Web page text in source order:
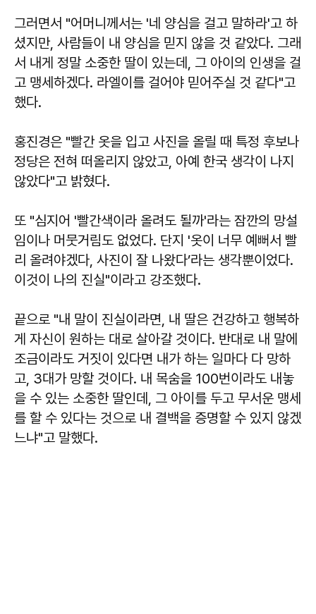
그러면서 "어머니께서는 '네 양심을 걸고 말하라'고 하
셨지만, 사람들이 내 양심을 믿지 않을 것 같았다. 그래
서 내게 정말 소중한 딸이 있는데, 그 아이의 인생을 걸
고 맹세하겠다. 라엘이를 걸어야 믿어주실 것 같다"고
했다.
홍진경은 "빨간 옷을 입고 사진을 올릴 때 특정 후보나
정당은 전혀 떠올리지 않았고, 아예 한국 생각이 나지
않았다"고 밝혔다.
또 "심지어 '빨간색이라 올려도 될까'라는 잠깐의 망설
임이나 머뭇거림도 없었다. 단지 '옷이 너무 예뻐서 빨
리 올려야겠다, 사진이 잘 나왔다’라는 생각뿐이었다.
이것이 나의 진실"이라고 강조했다.
끝으로 "내 말이 진실이라면, 내 딸은 건강하고 행복하
게 자신이 원하는 대로 살아갈 것이다. 반대로 내 말에
조금이라도 거짓이 있다면 내가 하는 일마다 다 망하
고, 3대가 망할 것이다. 내 목숨을 100번이라도 내놓
을 수 있는 소중한 딸인데, 그 아이를 두고 무서운 맹세
를 할 수 있다는 것으로 내 결백을 증명할 수 있지 않겠
느냐"고 말했다.